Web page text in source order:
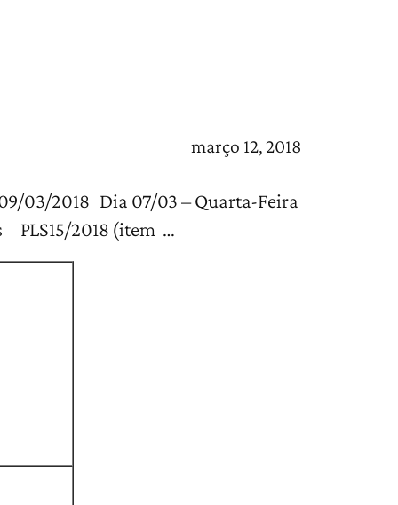
março 12, 2018
Dia 07/03 – Quarta-Feira
PLS15/2018 (item …